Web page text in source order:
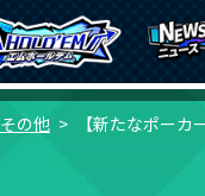
その他 【新たなポーカ